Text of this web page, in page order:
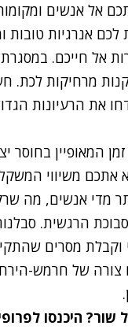
אל אנשים ומקומות
לכם אנרגיות
אל חייכם.
מרחיקות לכת.
את הרעיונות
המאופיין
אתכם משיווי
מדי אנשים, מה
הרגשית.
וקבלת מסרים
של חרמש-
שור? היכנסו